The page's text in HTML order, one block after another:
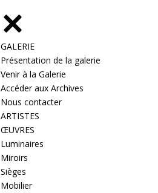
GALERIE
Présentation de la galerie
Venir à la Galerie
Accéder aux Archives
Nous contacter
ARTISTES
ŒUVRES
Luminaires
Miroirs
Sièges
Mobilier